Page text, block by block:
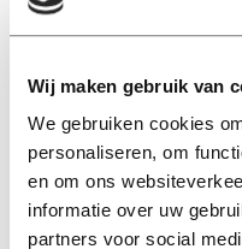
Wij maken gebruik van
We gebruiken cookies
personaliseren, om
en om ons
informatie over uw
partners voor social
20